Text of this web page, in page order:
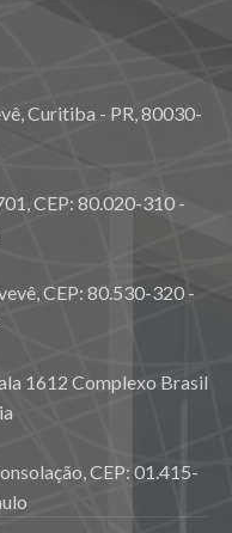
Curitiba - PR, 80030-
CEP: 80.020-310 -
CEP: 80.530-320 -
1612 Complexo Brasil
CEP: 01.415-